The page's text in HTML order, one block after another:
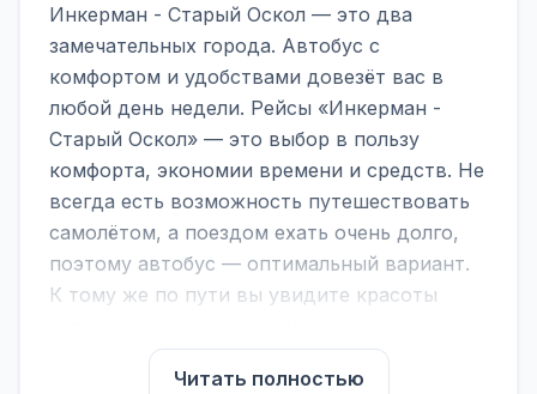
Инкерман - Старый Оскол — это два
замечательных города. Автобус с
комфортом и удобствами довезёт вас в
любой день недели. Рейсы «Инкерман -
Старый Оскол» — это выбор в пользу
комфорта, экономии времени и средств. Не
всегда есть возможность путешествовать
самолётом, а поездом ехать очень долго,
поэтому автобус — оптимальный вариант.
К тому же по пути вы увидите красоты
На нашем сайте вы можете найти
Читать полностью